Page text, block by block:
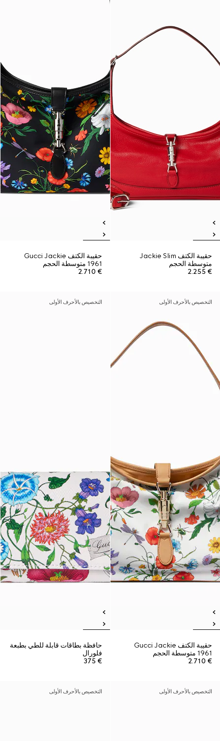
حقيبة الكتف Jackie Slim
متوسطة الحجم
€ 2.255
حقيبة الكتف Gucci Jackie
1961 متوسطة الحجم
€ 2.710
التخصيص بالأحرف الأولى
حقيبة الكتف Gucci Jackie
1961 متوسطة الحجم
€ 2.710
التخصيص بالأحرف الأولى
حافظة بطاقات قابلة للطي بطبعة
فلورال
€ 375
التخصيص بالأحرف الأولى التخصيص بالأحرف الأولى